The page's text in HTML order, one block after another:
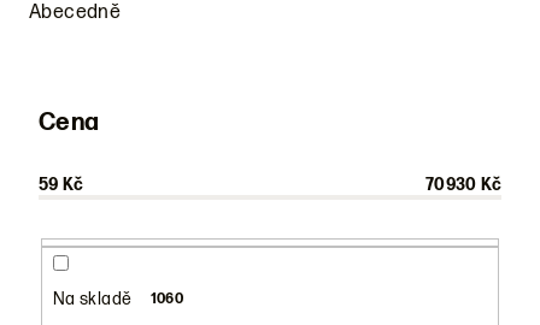
Abecedně
Cena
59 Kč 70930 Kč
Na skladě 1060